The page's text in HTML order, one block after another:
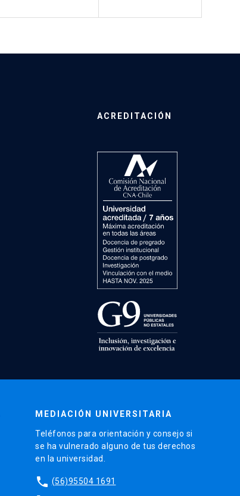
ACREDITACIÓN
MEDIACIÓN UNIVERSITARIA
Teléfonos para orientación y consejo si
se ha vulnerado alguno de tus derechos
en la universidad.
phone (56)95504 1691